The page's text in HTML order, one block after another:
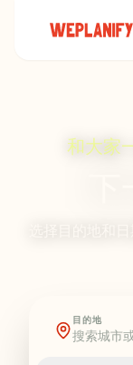
和大家
目的地